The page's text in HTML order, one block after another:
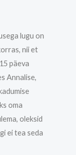
lugu on
nii et
päeva
Annalise,
oma
oleksid
ei tea seda